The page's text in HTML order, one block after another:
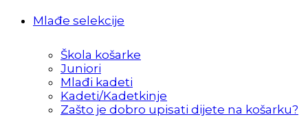
Mlađe selekcije
Škola košarke
Juniori
Mlađi kadeti
Kadeti/Kadetkinje
Zašto je dobro upisati dijete na košarku?